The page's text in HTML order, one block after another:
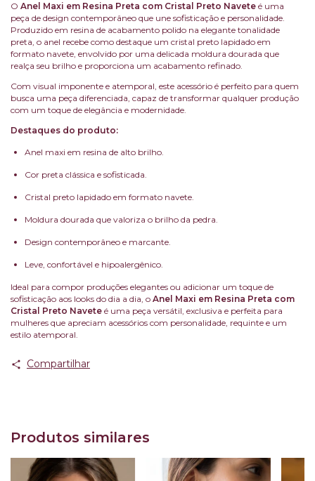
O Anel Maxi em Resina Preta com Cristal Preto Navete é uma
peça de design contemporâneo que une sofisticação e personalidade.
Produzido em resina de acabamento polido na elegante tonalidade
preta, o anel recebe como destaque um cristal preto lapidado em
formato navete, envolvido por uma delicada moldura dourada que
realça seu brilho e proporciona um acabamento refinado.
Com visual imponente e atemporal, este acessório é perfeito para quem
busca uma peça diferenciada, capaz de transformar qualquer produção
com um toque de elegância e modernidade.
Destaques do produto:
Anel maxi em resina de alto brilho.
Cor preta clássica e sofisticada.
Cristal preto lapidado em formato navete.
Moldura dourada que valoriza o brilho da pedra.
Design contemporâneo e marcante.
Leve, confortável e hipoalergênico.
Ideal para compor produções elegantes ou adicionar um toque de
sofisticação aos looks do dia a dia, o Anel Maxi em Resina Preta com
Cristal Preto Navete é uma peça versátil, exclusiva e perfeita para
mulheres que apreciam acessórios com personalidade, requinte e um
estilo atemporal.
Compartilhar
Produtos similares